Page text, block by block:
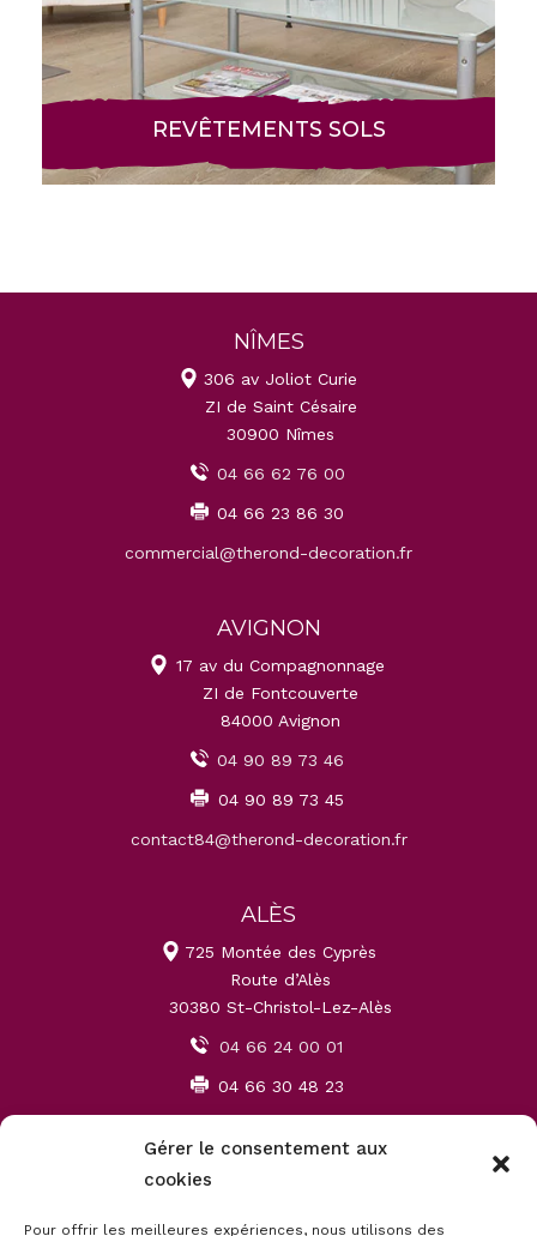
Gérer le consentement aux
cookies
Pour offrir les meilleures expériences, nous utilisons des
REVÊTEMENTS SOLS
NÎMES
306 av Joliot Curie
ZI de Saint Césaire
30900 Nîmes
04 66 62 76 00
04 66 23 86 30
commercial@therond-decoration.fr
AVIGNON
17 av du Compagnonnage
ZI de Fontcouverte
84000 Avignon
04 90 89 73 46
04 90 89 73 45
contact84@therond-decoration.fr
ALÈS
725 Montée des Cyprès
Route d’Alès
30380 St-Christol-Lez-Alès
04 66 24 00 01
04 66 30 48 23